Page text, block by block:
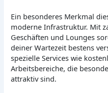
Ein besonderes Merkmal
moderne Infrastruktur. Mit
Geschäften und Lounges
deiner Wartezeit bestens
spezielle Services wie
Arbeitsbereiche, die
attraktiv sind.